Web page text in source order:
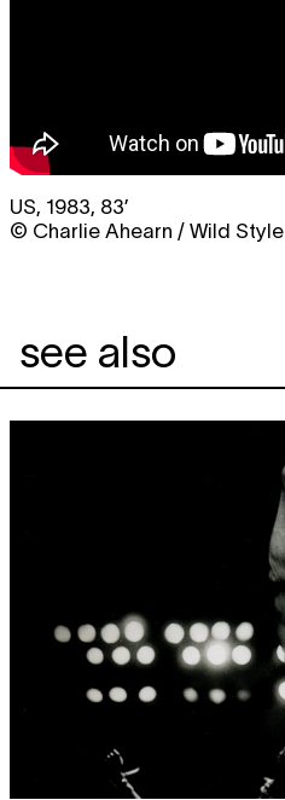
US, 1983, 83’
© Charlie Ahearn / Wild Style
see also